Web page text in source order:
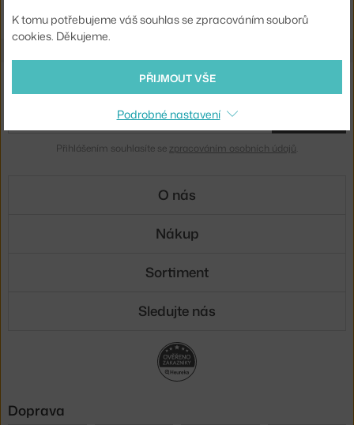
K tomu potřebujeme váš souhlas se zpracováním souborů
cookies. Děkujeme.
PŘIJMOUT VŠE
Podrobné nastavení
Přihlášením souhlasíte se zpracováním osobních údajů
O nás
Nákup
Sortiment
Sledujte nás
Doprava